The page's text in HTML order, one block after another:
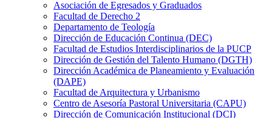
Asociación de Egresados y Graduados
Facultad de Derecho 2
Departamento de Teología
Dirección de Educación Continua (DEC)
Facultad de Estudios Interdisciplinarios de la PUCP
Dirección de Gestión del Talento Humano (DGTH)
Dirección Académica de Planeamiento y Evaluación
(DAPE)
Facultad de Arquitectura y Urbanismo
Centro de Asesoría Pastoral Universitaria (CAPU)
Dirección de Comunicación Institucional (DCI)